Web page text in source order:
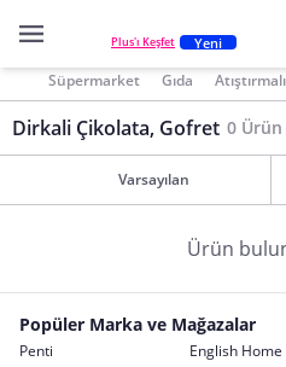
Plus'ı Keşfet Yeni
Süpermarket Gıda
Dirkali Çikolata, Gofret 0 Ürün
Varsayılan
Ürün
Popüler Marka ve Mağazalar
Penti English Home